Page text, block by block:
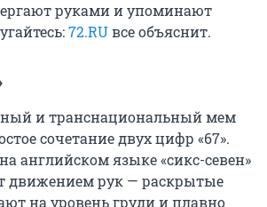
руками и упоминают
72.RUвсе объяснит.
и транснациональный мем
сочетание двух цифр «67».
английском языке «сикс-севен»
движением рук — раскрытые
на уровень груди и плавно